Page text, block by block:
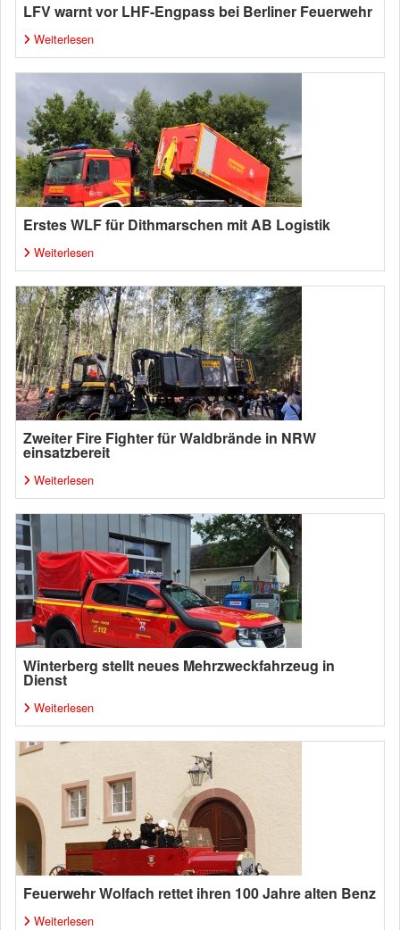
LFV warnt vor LHF-Engpass bei Berliner Feuerwehr
Weiterlesen
Erstes WLF für Dithmarschen mit AB Logistik
Weiterlesen
Zweiter Fire Fighter für Waldbrände in NRW
einsatzbereit
Weiterlesen
Winterberg stellt neues Mehrzweckfahrzeug in
Dienst
Weiterlesen
Feuerwehr Wolfach rettet ihren 100 Jahre alten Benz
Weiterlesen